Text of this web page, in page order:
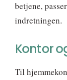
betjene,
indretningen.
Kontor
Til